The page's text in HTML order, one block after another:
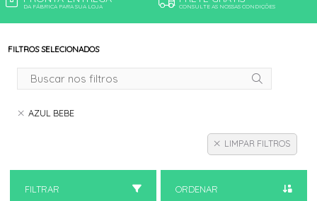
DA FÁBRICA PARA SUA LOJA CONSULTE AS NOSSAS CONDIÇÕES
FILTROS SELECIONADOS
AZUL BEBE
LIMPAR FILTROS
FILTRAR ORDENAR